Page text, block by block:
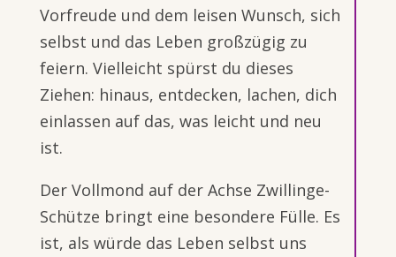
Vorfreude und dem leisen Wunsch, sich
selbst und das Leben großzügig zu
feiern. Vielleicht spürst du dieses
Ziehen: hinaus, entdecken, lachen, dich
einlassen auf das, was leicht und neu
ist.
Der Vollmond auf der Achse Zwillinge-
Schütze bringt eine besondere Fülle. Es
ist, als würde das Leben selbst uns